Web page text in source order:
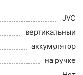
JVC
вертикальный
аккумулятор
на ручке